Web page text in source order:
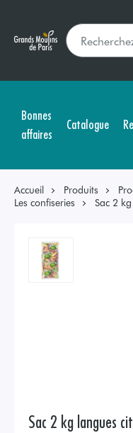
Bonnes
affaires
Catalogue
Accueil Produits
Les confiseries
Sac 2
Sac 2 kg langues